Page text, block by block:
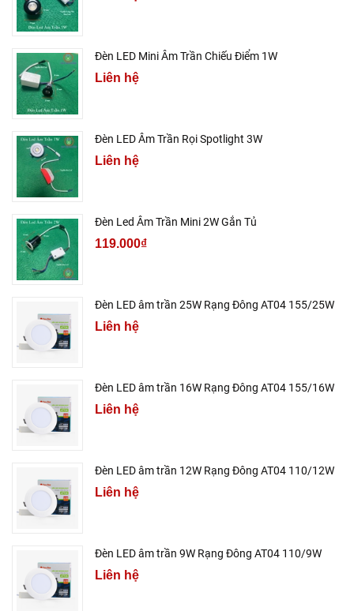
Đèn LED Mini Âm Trần Chiếu Điểm 1W
Liên hệ
Đèn LED Âm Trần Rọi Spotlight 3W
Liên hệ
Đèn Led Âm Trần Mini 2W Gắn Tủ
119.000₫
Đèn LED âm trần 25W Rạng Đông AT04 155/25W
Liên hệ
Đèn LED âm trần 16W Rạng Đông AT04 155/16W
Liên hệ
Đèn LED âm trần 12W Rạng Đông AT04 110/12W
Liên hệ
Đèn LED âm trần 9W Rạng Đông AT04 110/9W
Liên hệ